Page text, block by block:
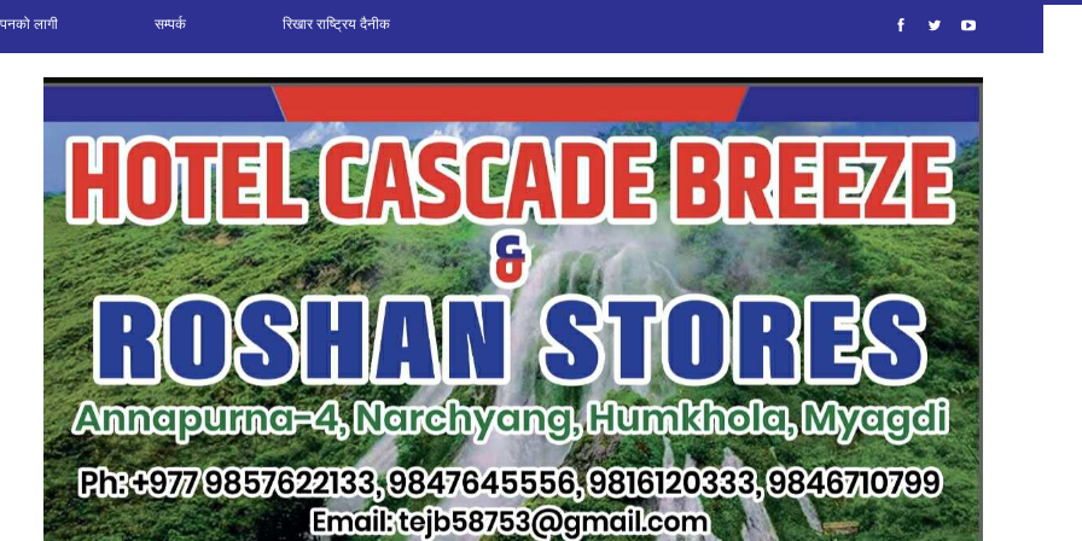
लागी सम्पर्क रिखार राष्ट्रिय दैनीक